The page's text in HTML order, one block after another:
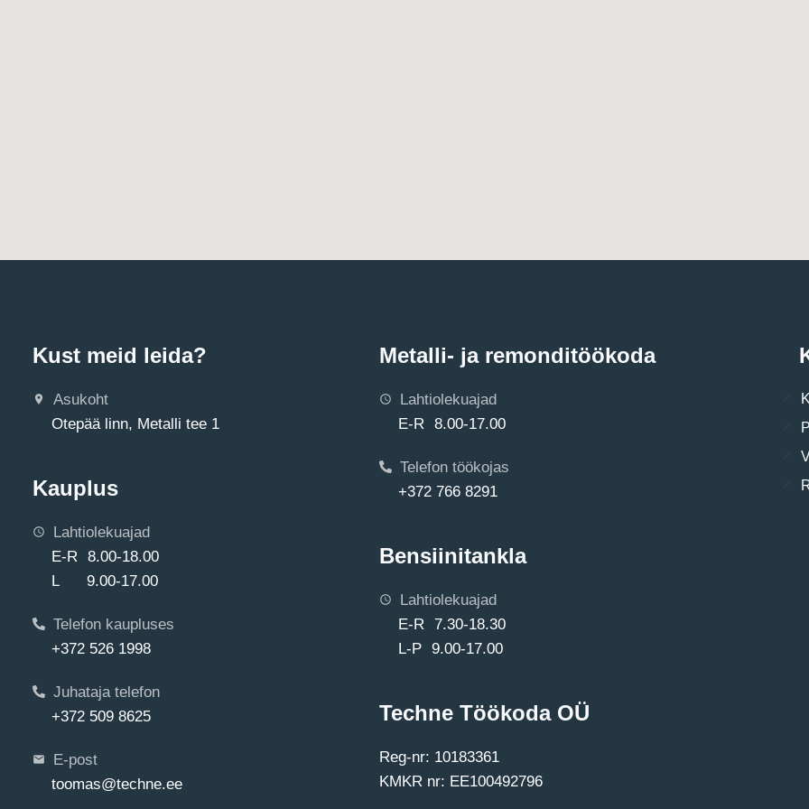
Kust meid leida?
Asukoht
Otepää linn, Metalli tee 1
Kauplus
Lahtiolekuajad
E-R 8.00-18.00
L 9.00-17.00
Telefon kaupluses
+372 526 1998
Juhataja telefon
+372 509 8625
E-post
toomas@techne.ee
Metalli- ja remonditöökoda
Lahtiolekuajad
E-R 8.00-17.00
Telefon töökojas
+372 766 8291
Bensiinitankla
Lahtiolekuajad
E-R 7.30-18.30
L-P 9.00-17.00
Techne Töökoda OÜ
Reg-nr: 10183361
KMKR nr: EE100492796